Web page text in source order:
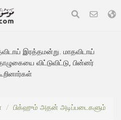
இரத்தமன்று. மாதவிடாய்
விட்டுவிட்டு, பின்னர்
பிக்ஹும் அதன் அடிப்படைகளும்